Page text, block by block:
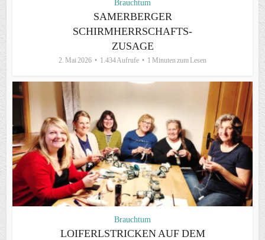
Brauchtum
SAMERBERGER
SCHIRMHERRSCHAFTS-
ZUSAGE
2. Mai 2026 1.434 Aufrufe 1 Minuten zum Lesen
Brauchtum
LOIFERLSTRICKEN AUF DEM